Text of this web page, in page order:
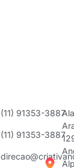
(11) 91353-3887
(11) 91353-3887